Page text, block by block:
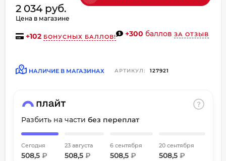
2 034 руб.
Цена в магазине
+102 БОНУСНЫХ БАЛЛОВ! +300 баллов ЗА ОТЗЫВ
НАЛИЧИЕ В МАГАЗИНАХ АРТИКУЛ: 127921
Разбить на части без переплат
Сегодня
508,5 ₽
23 августа
508,5 ₽
6 сентября
508,5 ₽
20 сентября
508,5₽
Подробнее
25
2 недели
8 800 302-02-51